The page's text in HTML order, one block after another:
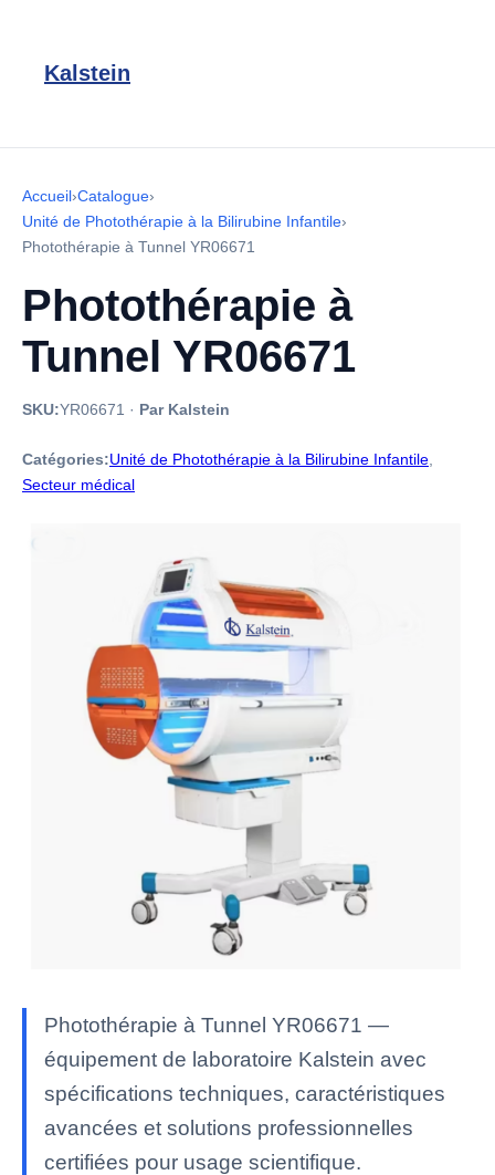
Kalstein
Accueil›Catalogue›
Unité de Photothérapie à la Bilirubine Infantile›
Photothérapie à Tunnel YR06671
Photothérapie à
Tunnel YR06671
SKU:YR06671 · Par Kalstein
Catégories:Unité de Photothérapie à la Bilirubine Infantile
Secteur médical
Photothérapie à Tunnel YR06671 —
équipement de laboratoire Kalstein avec
spécifications techniques, caractéristiques
avancées et solutions professionnelles
certifiées pour usage scientifique.